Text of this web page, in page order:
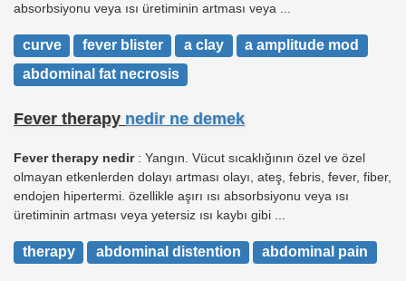
absorbsiyonu veya ısı üretiminin artması veya ...
curve fever blister a clay
a amplitude mod
abdominal fat necrosis
Fever therapy nedir ne demek
Fever therapy nedir: Yangın. Vücut sıcaklığının özel ve özel
olmayan etkenlerden dolayı artması olayı, ateş, febris, fever, fiber,
endojen hipertermi. özellikle aşırı ısı absorbsiyonu veya ısı
üretiminin artması veya yetersiz ısı kaybı gibi ...
therapy abdominal distention abdominal pain